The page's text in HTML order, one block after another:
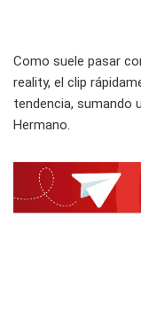
Como suele pasar
reality, el clip
tendencia, sumando
Hermano.